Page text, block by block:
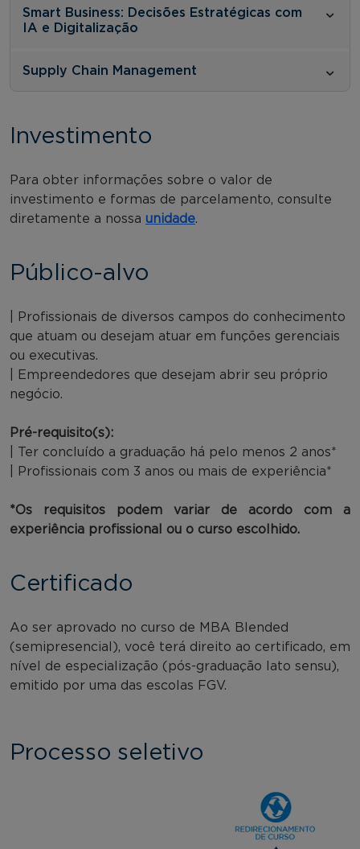
Smart Business: Decisões Estratégicas com
IA e Digitalização
Supply Chain Management
Investimento
Para obter informações sobre o valor de
investimento e formas de parcelamento, consulte
diretamente a nossa unidade.
Público-alvo
| Profissionais de diversos campos do conhecimento
que atuam ou desejam atuar em funções gerenciais
ou executivas.
| Empreendedores que desejam abrir seu próprio
negócio.
Pré-requisito(s):
| Ter concluído a graduação há pelo menos 2 anos*
| Profissionais com 3 anos ou mais de experiência*
*Os requisitos podem variar de acordo com a
experiência profissional ou o curso escolhido.
Certificado
Ao ser aprovado no curso de MBA Blended
(semipresencial), você terá direito ao certificado, em
nível de especialização (pós-graduação lato sensu),
emitido por uma das escolas FGV.
Processo seletivo